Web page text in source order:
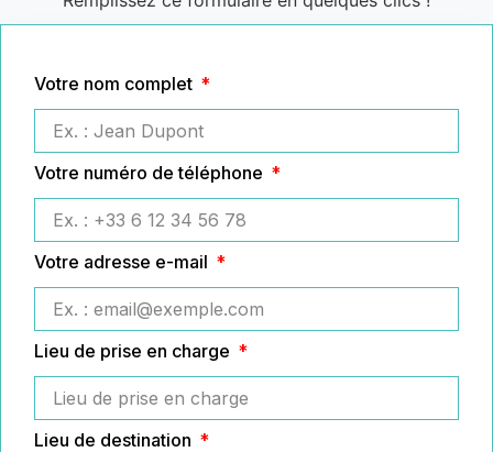
Votre nom complet
Votre numéro de téléphone
Votre adresse e-mail
Lieu de prise en charge
Lieu de destination